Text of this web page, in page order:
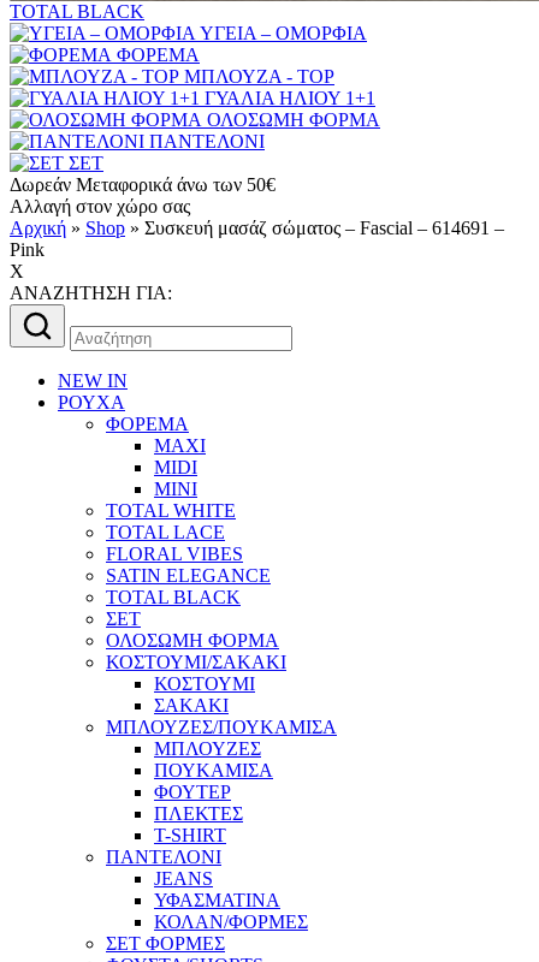
TOTAL BLACK
ΥΓΕΙΑ – ΟΜΟΡΦΙΑ
ΦΟΡΕΜΑ
ΜΠΛΟΥΖΑ - TOP
ΓΥΑΛΙΑ ΗΛΙΟΥ 1+1
ΟΛΟΣΩΜΗ ΦΟΡΜΑ
ΠΑΝΤΕΛΟΝΙ
ΣΕΤ
Δωρεάν Μεταφορικά άνω των 50€
Αλλαγή στον χώρο σας
Αρχική » Shop » Συσκευή μασάζ σώματος – Fascial – 614691 –
Pink
X
AΝΑΖΗΤΗΣΗ ΓΙΑ:
Αναζήτηση
για:
NEW IN
ΡΟΥΧΑ
ΦΟΡΕΜΑ
MAXI
MIDI
MINI
TOTAL WHITE
TOTAL LACE
FLORAL VIBES
SATIN ELEGANCE
TOTAL BLACK
ΣΕΤ
ΟΛΟΣΩΜΗ ΦΟΡΜΑ
ΚΟΣΤΟΥΜΙ/ΣΑΚΑΚΙ
ΚΟΣΤΟΥΜΙ
ΣΑΚΑΚΙ
ΜΠΛΟΥΖΕΣ/ΠΟΥΚΑΜΙΣΑ
ΜΠΛΟΥΖΕΣ
ΠΟΥΚΑΜΙΣΑ
ΦΟΥΤΕΡ
ΠΛΕΚΤΕΣ
T-SHIRT
ΠΑΝΤΕΛΟΝΙ
JEANS
ΥΦΑΣΜΑΤΙΝΑ
ΚΟΛΑΝ/ΦΟΡΜΕΣ
ΣΕΤ ΦΟΡΜΕΣ